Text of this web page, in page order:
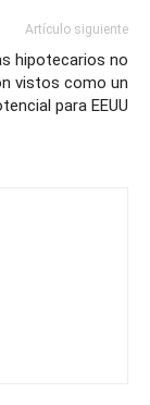
Artículo siguiente
hipotecarios no
vistos como un
para EEUU